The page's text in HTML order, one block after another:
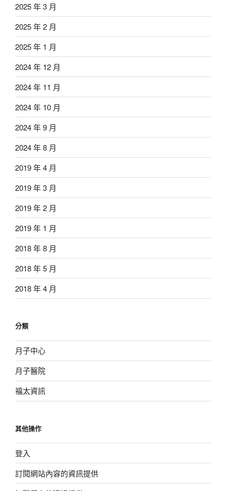
2025 年 3 月
2025 年 2 月
2025 年 1 月
2024 年 12 月
2024 年 11 月
2024 年 10 月
2024 年 9 月
2024 年 8 月
2019 年 4 月
2019 年 3 月
2019 年 2 月
2019 年 1 月
2018 年 8 月
2018 年 5 月
2018 年 4 月
分類
月子中心
月子醫院
福太資訊
其他操作
登入
訂閱網站內容的資訊提供